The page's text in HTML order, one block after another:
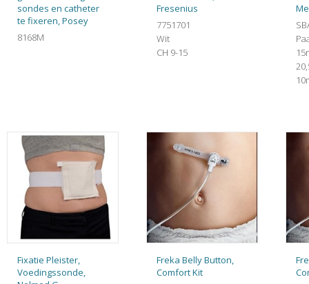
sondes en catheter
te fixeren, Posey
8168M
Fresenius
7751701
Wit
CH 9-15
Fixatie Pleister,
Voedingssonde,
Freka Belly Button,
Comfort Kit